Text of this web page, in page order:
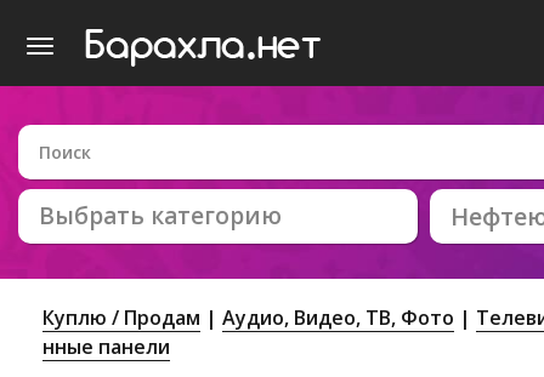
Выбрать категорию
Куплю / Продам Аудио, Видео, ТВ, Фото
нные панели